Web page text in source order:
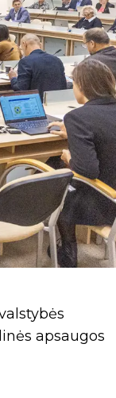
apsaugos